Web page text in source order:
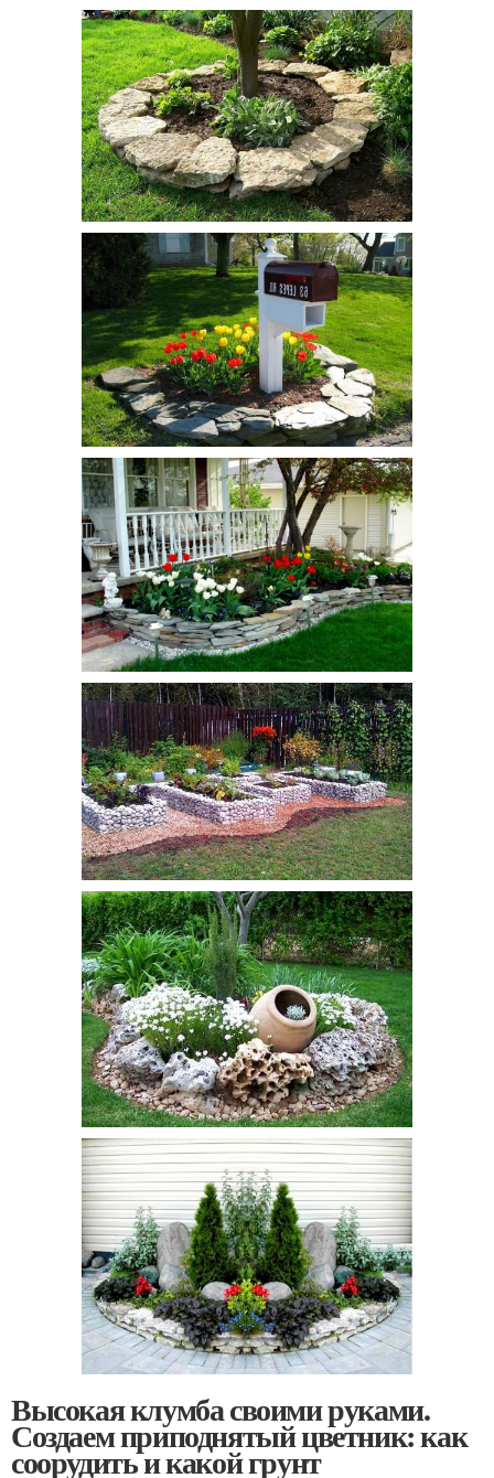
Высокая клумба своими руками.
Создаем приподнятый цветник: как
соорудить и какой грунт